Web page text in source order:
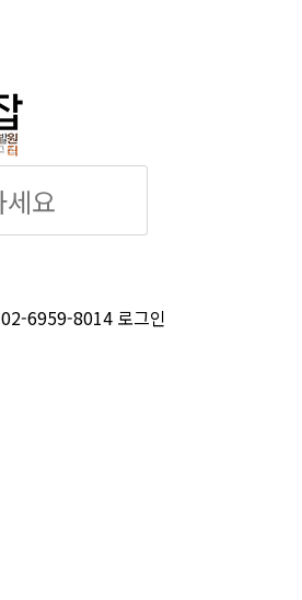
케어잡 공식 취업
02-6959-8014 로그인